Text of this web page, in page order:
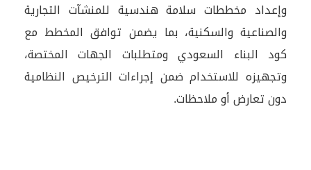
وإعداد مخططات سلامة هندسية للمنشآت التجارية
والصناعية والسكنية، بما يضمن توافق المخطط مع
كود البناء السعودي ومتطلبات الجهات المختصة،
وتجهيزه للاستخدام ضمن إجراءات الترخيص النظامية
دون تعارض أو ملاحظات.